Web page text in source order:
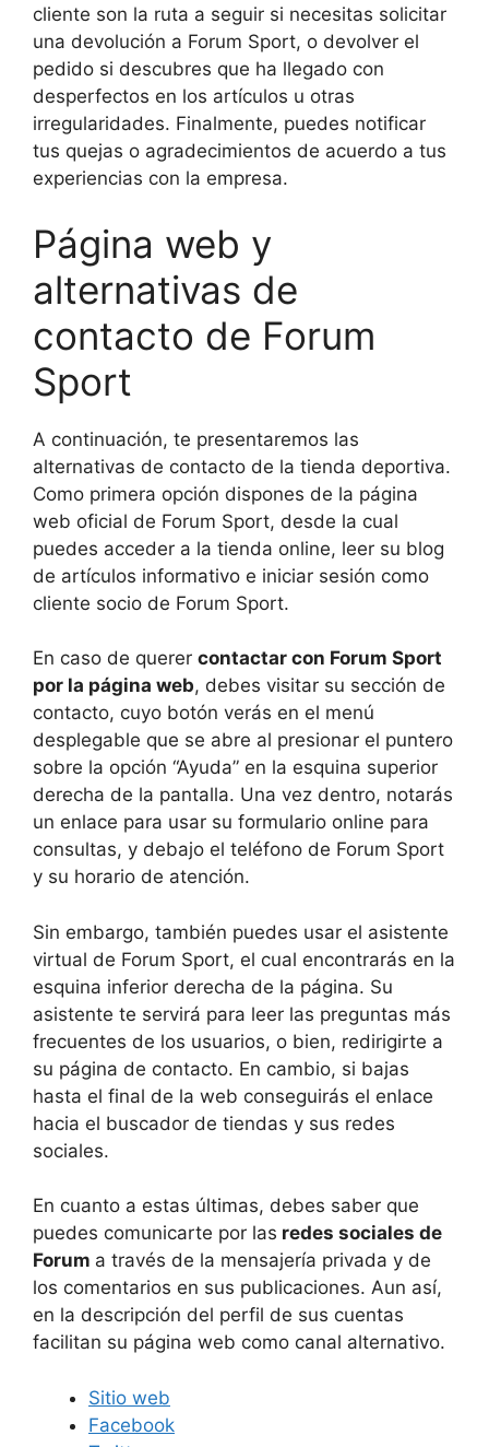
cliente son la ruta a seguir si necesitas solicitar
una devolución a Forum Sport, o devolver el
pedido si descubres que ha llegado con
desperfectos en los artículos u otras
irregularidades. Finalmente, puedes notificar
tus quejas o agradecimientos de acuerdo a tus
experiencias con la empresa.
Página web y
alternativas de
contacto de Forum
Sport
A continuación, te presentaremos las
alternativas de contacto de la tienda deportiva.
Como primera opción dispones de la página
web oficial de Forum Sport, desde la cual
puedes acceder a la tienda online, leer su blog
de artículos informativo e iniciar sesión como
cliente socio de Forum Sport.
En caso de querer contactar con Forum Sport
por la página web, debes visitar su sección de
contacto, cuyo botón verás en el menú
desplegable que se abre al presionar el puntero
sobre la opción “Ayuda” en la esquina superior
derecha de la pantalla. Una vez dentro, notarás
un enlace para usar su formulario online para
consultas, y debajo el teléfono de Forum Sport
y su horario de atención.
Sin embargo, también puedes usar el asistente
virtual de Forum Sport, el cual encontrarás en la
esquina inferior derecha de la página. Su
asistente te servirá para leer las preguntas más
frecuentes de los usuarios, o bien, redirigirte a
su página de contacto. En cambio, si bajas
hasta el final de la web conseguirás el enlace
hacia el buscador de tiendas y sus redes
sociales.
En cuanto a estas últimas, debes saber que
puedes comunicarte por las redes sociales de
Forum a través de la mensajería privada y de
los comentarios en sus publicaciones. Aun así,
en la descripción del perfil de sus cuentas
facilitan su página web como canal alternativo.
Sitio web
Facebook